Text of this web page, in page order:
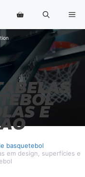
E
basquetebol
em design, superfícies e